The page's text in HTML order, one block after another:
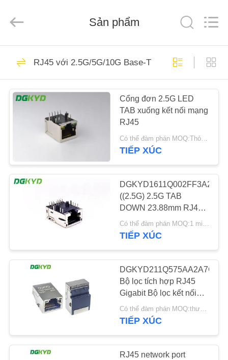
TRANG
CHỦ
CÁC
HƯỚNG
DẪN
CHÚNG
THAM
QUAN
NHÀ
MÁY
Technology
Co.,ltd.
Reserved.
Đầu nối Ethernet
RJ45
RJ45 Shielded kết
nối
67
RJ45 nhiều cổng kết
nối
101
Sản phẩm
RJ45 với 2.5G/5G/10G Base-T Series Transformer
Cổng đơn 2.5G LED
TAB xuống kết nối mạng
RJ45
Có thể đàm phán MOQ:Thỏa thuận
TIẾP XÚC
((2.5G) 2.5G TAB
DOWN 23.88mm RJ45
Ethernet Jack Với đèn
LED
Có thể đàm phán MOQ:1 miếng
TIẾP XÚC
Bộ lọc tích hợp RJ45
Gigabit Bộ lọc kết nối
SMT 2.5G Đầu nối mạng
6U LCP
Có thể đàm phán MOQ:thương lượng
TIẾP XÚC
RJ45 network port